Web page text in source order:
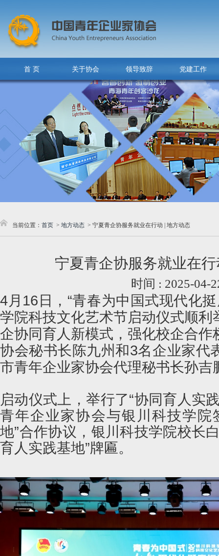
首 页 关于协会 领导致辞 党建工作
当前位置： 首页 > 地方动态 > 宁夏青企协服务就业在行动 | 地方动态
宁夏青企协服务就业在
时间 : 2025-04-
4月16日，“青春为中国式现代化
学院科技文化艺术节启动仪式顺
企协同育人新模式，强化校企合作
协会秘书长陈九州和3名企业家代
市青年企业家协会代理秘书长孙吉
启动仪式上，举行了“协同育人实
青年企业家协会与银川科技学院
地”合作协议，银川科技学院校长
育人实践基地”牌匾。